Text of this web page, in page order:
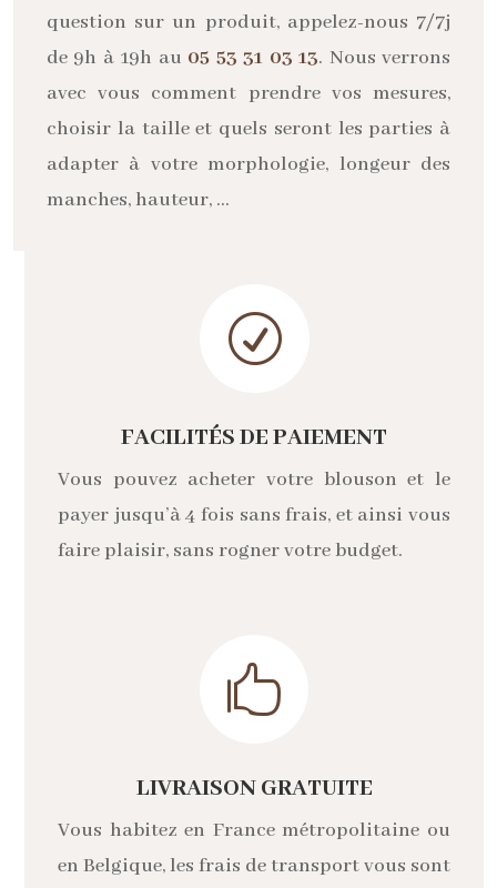
question sur un produit, appelez-nous 7/7j
de 9h à 19h au 05 53 31 03 13. Nous verrons
avec vous comment prendre vos mesures,
choisir la taille et quels seront les parties à
adapter à votre morphologie, longeur des
manches, hauteur, …
R
FACILITÉS DE PAIEMENT
Vous pouvez acheter votre blouson et le
payer jusqu’à 4 fois sans frais, et ainsi vous
faire plaisir, sans rogner votre budget.

LIVRAISON GRATUITE
Vous habitez en France métropolitaine ou
en Belgique, les frais de transport vous sont